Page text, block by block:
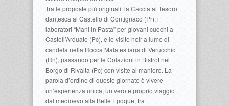
Tra le proposte più originali: la Caccia al Tesoro
dantesca al Castello di Contignaco (Pr), i
laboratori “Mani in Pasta” per giovani cuochi a
Castell’Arquato (Pc), e le visite noir a lume di
candela nella Rocca Malatestiana di Verucchio
(Rn), passando per le Colazioni in Bistrot nel
Borgo di Rivalta (Pc) con visite al maniero. La
parola d’ordine di queste giornate è vivere
un’esperienza unica, un vero e proprio viaggio
dal medioevo alla Belle Epoque, tra